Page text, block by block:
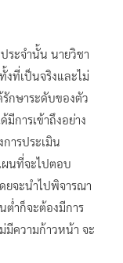
ระจำนั้น นายวิชา
งที่เป็นจริงและไม่
กษาระดับของตัว
มีการเข้าถึงอย่าง
ารประเมิน
นที่จะไปตอบ
ยจะนำไปพิจารณา
ต่ำก็จะต้องมีการ
มีความก้าวหน้า จะ